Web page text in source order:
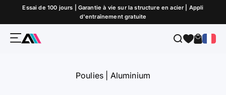
Passer au contenu
Essai de 100 jours | Garantie à vie sur la structure en acier | Appli
d'entraînement gratuite
MenuATLETICA Recherche
Panier
Poulies | Aluminium